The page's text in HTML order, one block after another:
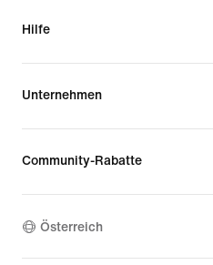
Hilfe
Unternehmen
Community-Rabatte
Österreich